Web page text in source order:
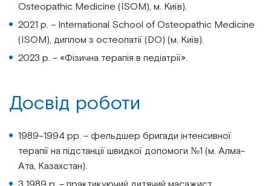
Osteopathic Medicine (ISOM), м. Київ).
2021 р. – International School of Osteopathic Medicine
(ISOM), диплом з остеопатії (DO) (м. Київ).
2023 р. – «Фізична терапія в педіатрії».
Досвід роботи
1989–1994 рр. – фельдшер бригади інтенсивної
терапії на підстанції швидкої допомоги №1 (м. Алма-
Ата, Казахстан).